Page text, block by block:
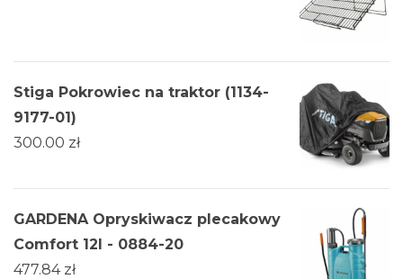
Stiga Pokrowiec na traktor (1134-
9177-01)
300.00 zł
GARDENA Opryskiwacz plecakowy
Comfort 12l - 0884-20
477.84 zł